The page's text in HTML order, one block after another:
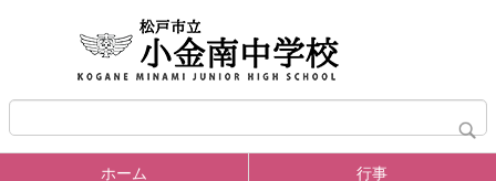
ホーム 行事